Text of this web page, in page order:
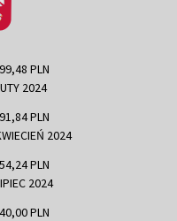
PLN
2024
PLN
2024
PLN
2024
PLN